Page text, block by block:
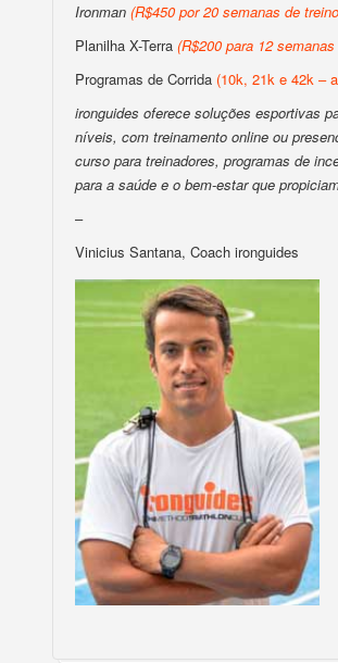
Ironman (R$450 por 20 semanas de
Planilha X-Terra (R$200 para 12
Programas de Corrida (10k, 21k e 42k –
ironguides oferece soluções esportivas
níveis, com treinamento online ou
curso para treinadores, programas de
para a saúde e o bem-estar que
–
Vinicius Santana, Coach ironguides